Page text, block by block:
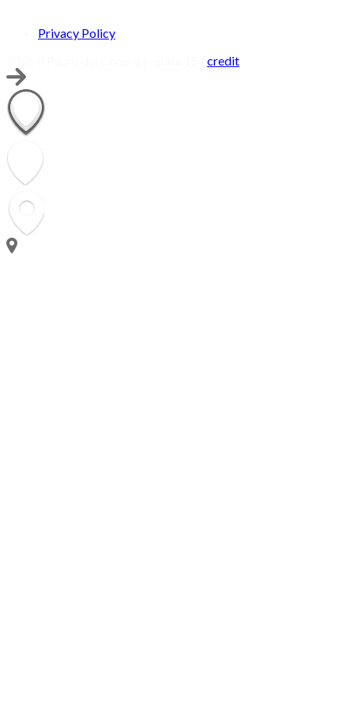
Privacy Policy
credit